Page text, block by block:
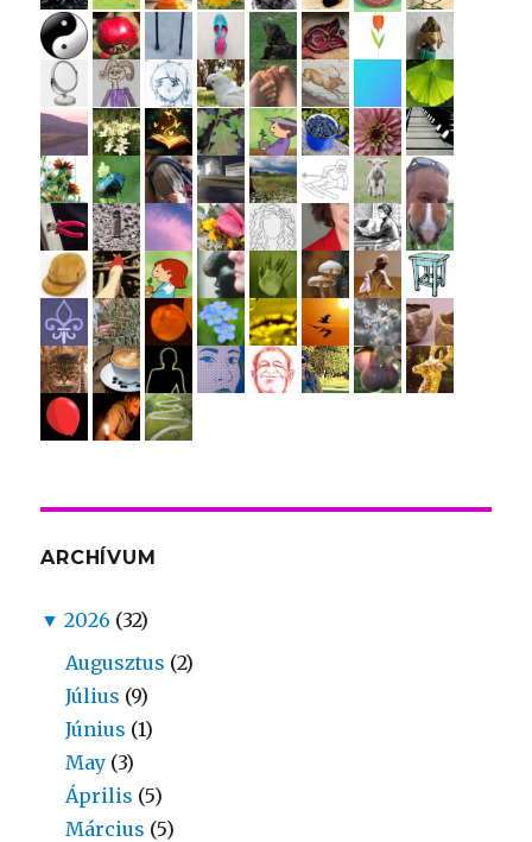
ARCHÍVUM
▼ 2026 (32)
Augusztus (2)
Július (9)
Június (1)
May (3)
Április (5)
Március (5)